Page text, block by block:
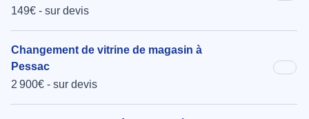
149€ - sur devis
Changement de vitrine de magasin à
Pessac
2 900€ - sur devis